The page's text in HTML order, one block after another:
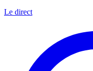
Le direct